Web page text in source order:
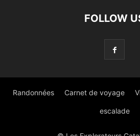
FOLLOW
Randonnées Carnet de voyage
escalade